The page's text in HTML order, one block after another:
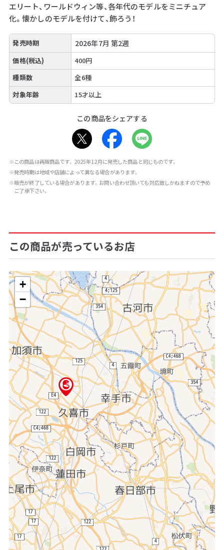
エリート、ワールドウィン等、各年代のモデルをミニチュア
化。懐かしのモデルを付けて、飾ろう！
発売時期 2026年7月 第2週
価格(税込)
400円
種類数
全6種
対象年齢
15才以上
この商品をシェアする
※この商品は再販商品です。2025年12月に発売した商品と同じものです。
※発売時期は地域や店舗によって異なる場合があります。
※販売が終了している場合があります。お問い合わせ頂いても対応致しかねますので予め
ご了承下さい。
この商品が売っているお店
+
−